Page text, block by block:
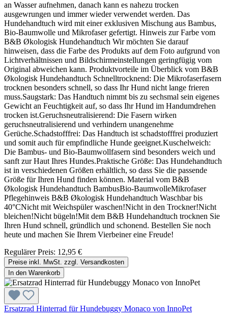
an Wasser aufnehmen, danach kann es nahezu trocken
ausgewrungen und immer wieder verwendet werden. Das
Hundehandtuch wird mit einer exklusiven Mischung aus Bambus,
Bio-Baumwolle und Mikrofaser gefertigt. Hinweis zur Farbe vom
B&B Økologisk Hundehandtuch Wir möchten Sie darauf
hinweisen, dass die Farbe des Produkts auf dem Foto aufgrund von
Lichtverhältnissen und Bildschirmeinstellungen geringfügig vom
Original abweichen kann. Produktvorteile im Überblick vom B&B
Økologisk Hundehandtuch Schnelltrocknend: Die Mikrofaserfasern
trocknen besonders schnell, so dass Ihr Hund nicht lange frieren
muss.Saugstark: Das Handtuch nimmt bis zu sechsmal sein eigenes
Gewicht an Feuchtigkeit auf, so dass Ihr Hund im Handumdrehen
trocken ist.Geruchsneutralisierend: Die Fasern wirken
geruchsneutralisierend und verhindern unangenehme
Gerüche.Schadstofffrei: Das Handtuch ist schadstofffrei produziert
und somit auch für empfindliche Hunde geeignet.Kuschelweich:
Die Bambus- und Bio-Baumwollfasern sind besonders weich und
sanft zur Haut Ihres Hundes.Praktische Größe: Das Hundehandtuch
ist in verschiedenen Größen erhältlich, so dass Sie die passende
Größe für Ihren Hund finden können. Material vom B&B
Økologisk Hundehandtuch BambusBio-BaumwolleMikrofaser
Pflegehinweis B&B Økologisk Hundehandtuch Waschbar bis
40°CNicht mit Weichspüler waschen!Nicht in den Trockner!Nicht
bleichen!Nicht bügeln!Mit dem B&B Hundehandtuch trocknen Sie
Ihren Hund schnell, gründlich und schonend. Bestellen Sie noch
heute und machen Sie Ihrem Vierbeiner eine Freude!
Regulärer Preis: 12,95 €
Preise inkl. MwSt. zzgl. Versandkosten
In den Warenkorb
Ersatzrad Hinterrad für Hundebuggy Monaco von InnoPet